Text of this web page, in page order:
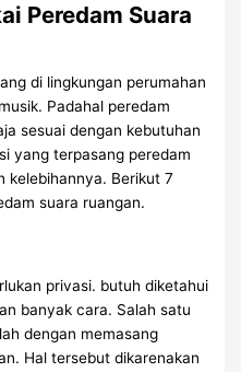
Peredam Suara
di lingkungan perumahan
Padahal peredam
sesuai dengan kebutuhan
yang terpasang peredam
kelebihannya. Berikut 7
suara ruangan.
privasi. butuh diketahui
banyak cara. Salah satu
dengan memasang
Hal tersebut dikarenakan